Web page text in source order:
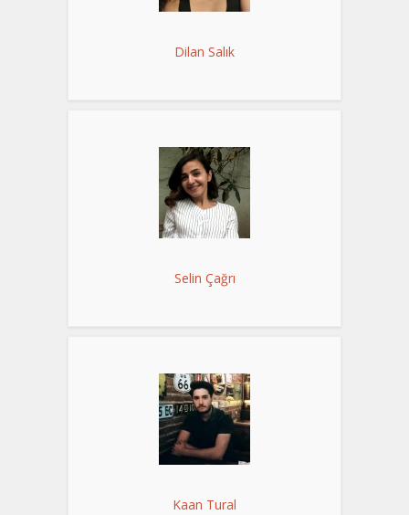
Dilan Salık
Selin Çağrı
Kaan Tural